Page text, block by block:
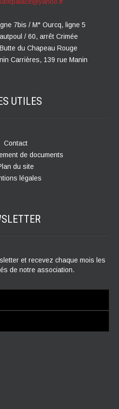
7bis / M° Ourcq, ligne 5
/ 60, arrêt Crimée
du Chapeau Rouge
Carrières, 139 rue Manin
UTILES
Contact
de documents
du site
légales
et recevez chaque mois les
de notre association.